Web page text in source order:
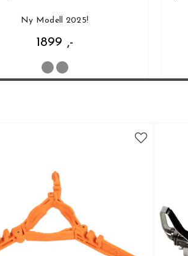
Ny Modell 2025!
1899 ,-